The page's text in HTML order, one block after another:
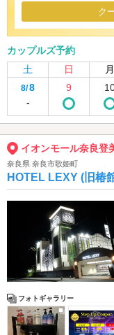
ク
カップルズ予約
土
日 月
8/8
-
9
イオンモール奈良登
奈良県 奈良市歌姫町
HOTEL LEXY (旧椿
フォトギャラリー